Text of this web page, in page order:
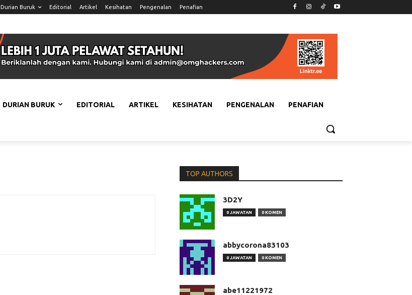
Durian Buruk Editorial Artikel Kesihatan Pengenalan Penafian
DURIAN BURUK EDITORIAL ARTIKEL KESIHATAN PENGENALAN PENAFIAN
TOP AUTHORS
3D2Y
0 JAWATAN 0 KOMEN
abbycorona83103
0 JAWATAN 0 KOMEN
abe11221972